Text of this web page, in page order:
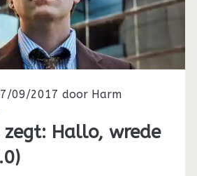
09/2017 door Harm
zegt: Hallo, wrede